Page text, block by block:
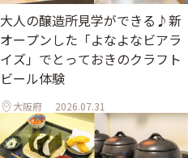
大人の醸造所見学ができる♪新
オープンした「よなよなビアラ
イズ」でとっておきのクラフト
ビール体験
大阪府 2026.07.31